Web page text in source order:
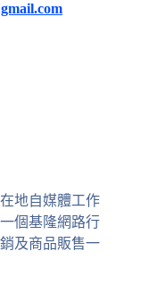
地自媒體工作
個基隆網路行
及商品販售一